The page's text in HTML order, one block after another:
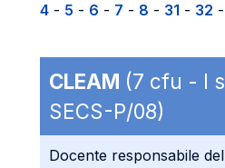
4 - 5 - 6 - 7 - 8 - 31 - 32 -
CLEAM (7 cfu - I
SECS-P/08)
Docente responsabile